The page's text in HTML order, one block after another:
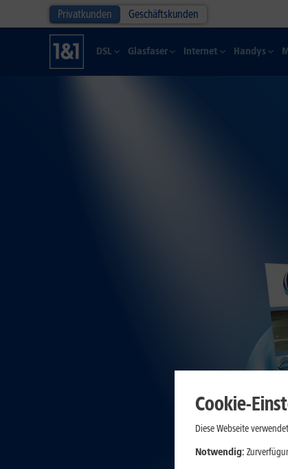
Privatkunden Geschäftskunden
DSL Glasfaser Internet Handys
Cookie-
Diese Webseite
Notwendig: